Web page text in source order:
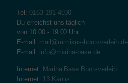
Tel: 0163 191 4000
Du erreichst uns täglich
von 10:00 - 19:00 Uhr
E-mail: mail@mimikus-bootsverleih.de
E-mail: info@marina-base.de
Internet: Marina Base Bootsverleih
Internet: 13 Kanus